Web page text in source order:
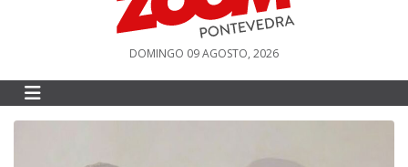
DOMINGO 09 AGOSTO, 2026